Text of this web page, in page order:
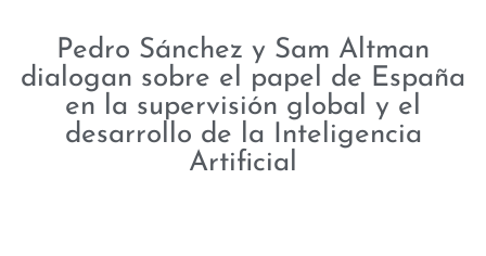
Pedro Sánchez y Sam Altman
dialogan sobre el papel de España
en la supervisión global y el
desarrollo de la Inteligencia
Artificial